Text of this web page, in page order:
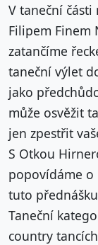
V taneční části
Filipem Finem
zatančíme
taneční výlet
jako
může osvěžit
jen zpestřit
S Otkou
popovídáme o
tuto
Taneční
country